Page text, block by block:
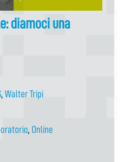
diamoci una
, Walter Tripi
, Online